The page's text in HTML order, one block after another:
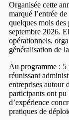
Organisée cette
marqué l’entrée
quelques mois des
septembre 2026.
opérationnels,
généralisation de
Au programme : 5
réunissant
entreprises autour
participants ont pu
d’expérience
pratiques de